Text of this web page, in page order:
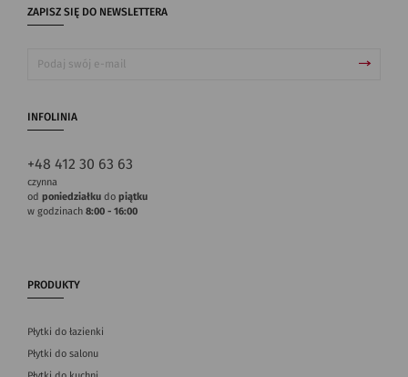
ZAPISZ SIĘ DO NEWSLETTERA
INFOLINIA
+48 412 30 63 63
czynna
od poniedziałku do piątku
w godzinach 8:00 - 16:00
PRODUKTY
Płytki do łazienki
Płytki do salonu